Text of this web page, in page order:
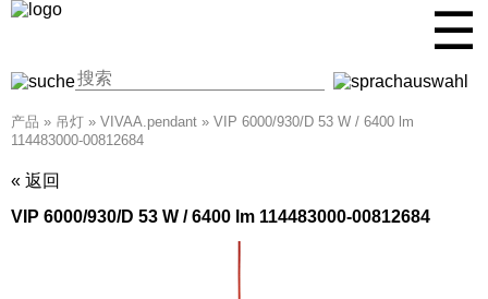
☰
产品 » 吊灯 » VIVAA.pendant » VIP 6000/930/D 53 W / 6400 lm
114483000-00812684
« 返回
VIP 6000/930/D 53 W / 6400 lm 114483000-00812684